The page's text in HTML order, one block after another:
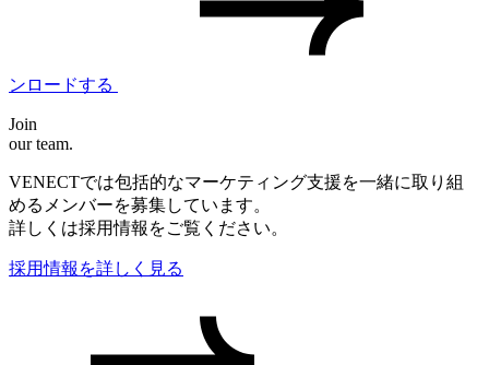
ンロードする
Join
our team.
VENECTでは包括的なマーケティング支援を一緒に取り組
めるメンバーを募集しています。
詳しくは採用情報をご覧ください。
採用情報を詳しく見る